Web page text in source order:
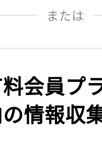
または
会員プ
情報収